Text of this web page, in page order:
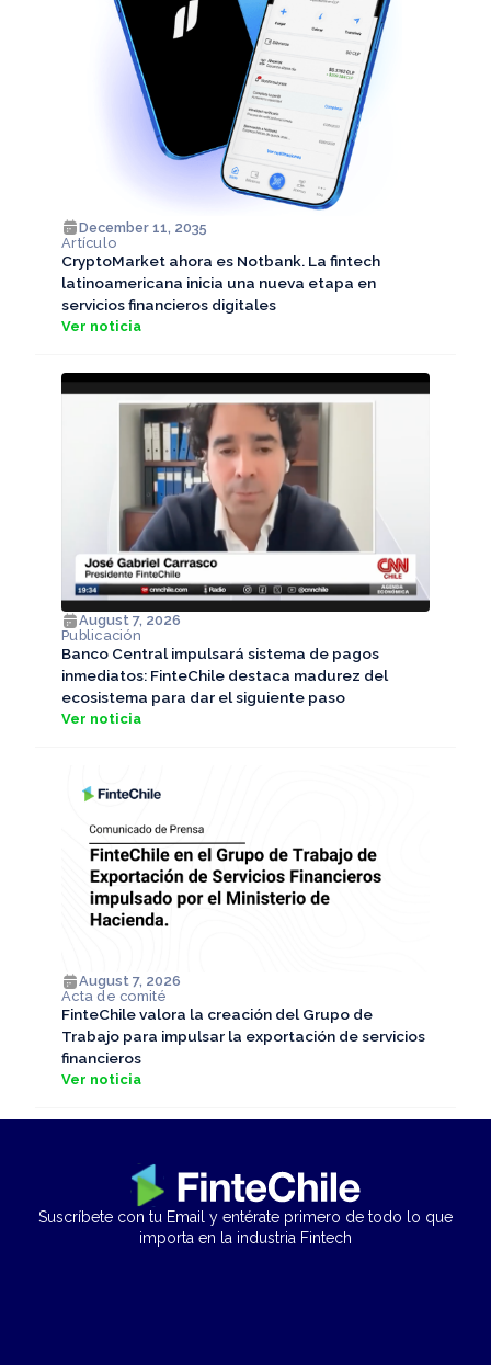
December 11, 2035
Artículo
CryptoMarket ahora es Notbank. La fintech
latinoamericana inicia una nueva etapa en
servicios financieros digitales
Ver noticia
August 7, 2026
Publicación
Banco Central impulsará sistema de pagos
inmediatos: FinteChile destaca madurez del
ecosistema para dar el siguiente paso
Ver noticia
August 7, 2026
Acta de comité
FinteChile valora la creación del Grupo de
Trabajo para impulsar la exportación de servicios
financieros
Ver noticia
Suscríbete con tu Email y entérate primero de todo lo que
importa en la industria Fintech